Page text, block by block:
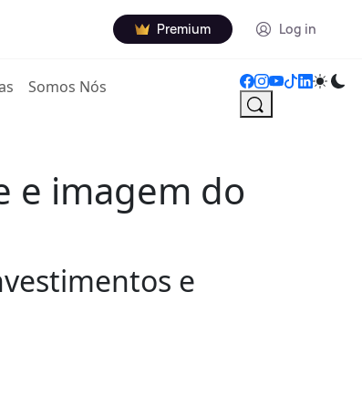
Premium Log in
Somos Nós
e imagem do
e